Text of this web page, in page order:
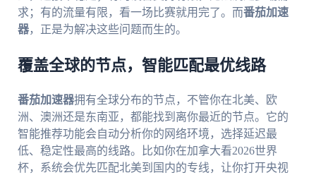
求；有的流量有限，看一场比赛就用完了。而番茄加速
器，正是为解决这些问题而生的。
覆盖全球的节点，智能匹配最优线路
番茄加速器拥有全球分布的节点，不管你在北美、欧
洲、澳洲还是东南亚，都能找到离你最近的节点。它的
智能推荐功能会自动分析你的网络环境，选择延迟最
低、稳定性最高的线路。比如你在加拿大看2026世界
杯，系统会优先匹配北美到国内的专线，让你打开央视